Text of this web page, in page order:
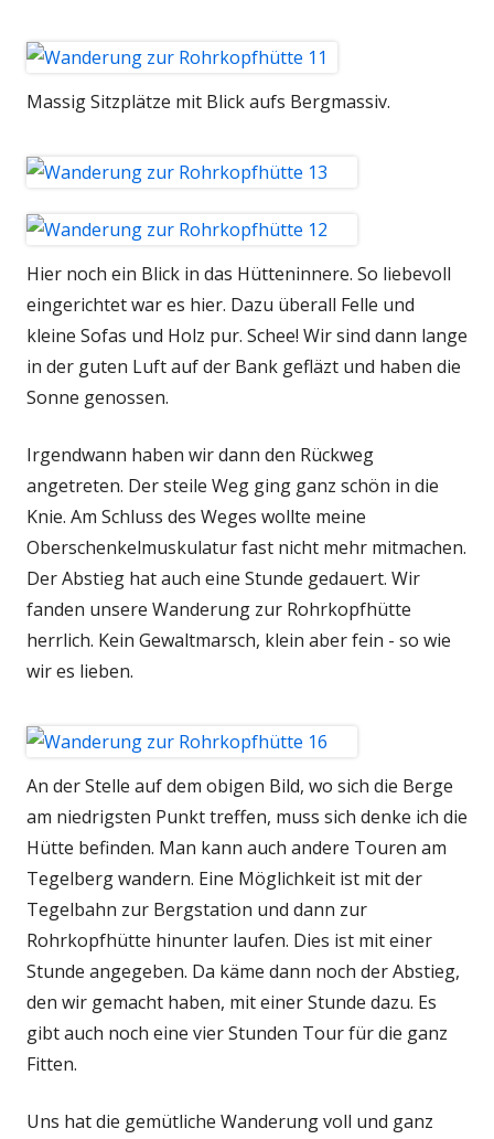
Massig Sitzplätze mit Blick aufs Bergmassiv.
Hier noch ein Blick in das Hütteninnere. So liebevoll
eingerichtet war es hier. Dazu überall Felle und
kleine Sofas und Holz pur. Schee! Wir sind dann lange
in der guten Luft auf der Bank gefläzt und haben die
Sonne genossen.
Irgendwann haben wir dann den Rückweg
angetreten. Der steile Weg ging ganz schön in die
Knie. Am Schluss des Weges wollte meine
Oberschenkelmuskulatur fast nicht mehr mitmachen.
Der Abstieg hat auch eine Stunde gedauert. Wir
fanden unsere Wanderung zur Rohrkopfhütte
herrlich. Kein Gewaltmarsch, klein aber fein - so wie
wir es lieben.
An der Stelle auf dem obigen Bild, wo sich die Berge
am niedrigsten Punkt treffen, muss sich denke ich die
Hütte befinden. Man kann auch andere Touren am
Tegelberg wandern. Eine Möglichkeit ist mit der
Tegelbahn zur Bergstation und dann zur
Rohrkopfhütte hinunter laufen. Dies ist mit einer
Stunde angegeben. Da käme dann noch der Abstieg,
den wir gemacht haben, mit einer Stunde dazu. Es
gibt auch noch eine vier Stunden Tour für die ganz
Fitten.
Uns hat die gemütliche Wanderung voll und ganz